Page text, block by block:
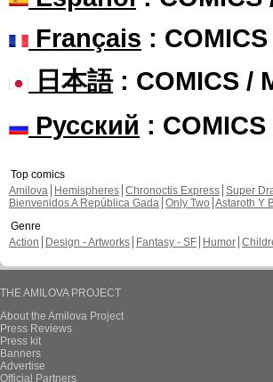
Français :
日本語: COMICS /
Русский :
Top comics
Amilova
Hemispheres Chronoctis Express Super
Bienvenidos A República Gada Only Two Astaroth Y
Genre
Action
Design - Artworks Fantasy - SF Humor
THE AMILOVA PROJECT
About the Amilova Project
Press Reviews
Press kit
Banners
Advertise
Official Partners